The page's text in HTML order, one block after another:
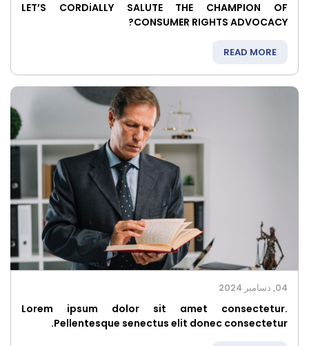
LET’S CORDiALLY SALUTE THE CHAMPION OF
CONSUMER RIGHTS ADVOCACY?
READ MORE
04, دسامبر 2024
Lorem ipsum dolor sit amet consectetur.
Pellentesque senectus elit donec consectetur.